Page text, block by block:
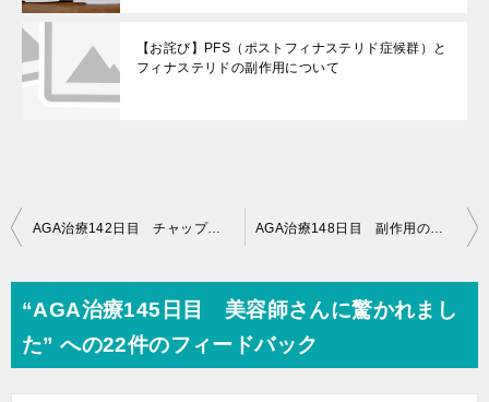
【お詫び】PFS（ポストフィナステリド症候群）と
フィナステリドの副作用について
投
ゲ
AGA治療142日目 チャップアップの宣伝が攻めまくっている件 AGA治療148日目 副作用のレポートとか
“AGA治療145日目 美容師さんに驚かれまし
た” への22件のフィードバック